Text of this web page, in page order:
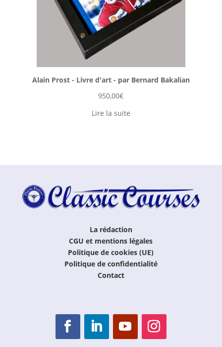
Alain Prost - Livre d'art - par Bernard Bakalian
950,00€
Lire la suite
La rédaction
CGU et mentions légales
Politique de cookies (UE)
Politique de confidentialité
Contact